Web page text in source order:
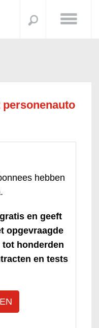
hebben
en geeft
opgevraagde
honderden
en tests